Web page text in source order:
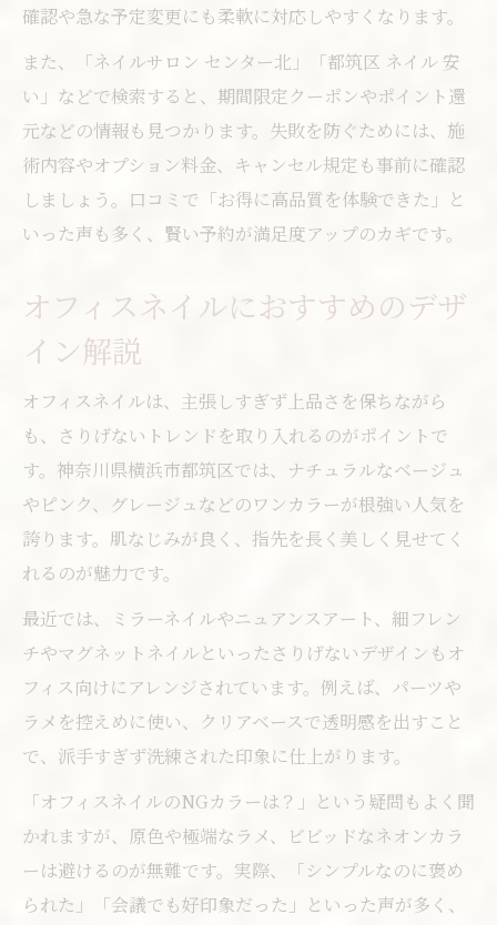
確認や急な予定変更にも柔軟に対応しやすくなります。
また、「ネイルサロン センター北」「都筑区 ネイル 安
い」などで検索すると、期間限定クーポンやポイント還
元などの情報も見つかります。失敗を防ぐためには、施
術内容やオプション料金、キャンセル規定も事前に確認
しましょう。口コミで「お得に高品質を体験できた」と
いった声も多く、賢い予約が満足度アップのカギです。
オフィスネイルにおすすめのデザ
イン解説
オフィスネイルは、主張しすぎず上品さを保ちながら
も、さりげないトレンドを取り入れるのがポイントで
す。神奈川県横浜市都筑区では、ナチュラルなベージュ
やピンク、グレージュなどのワンカラーが根強い人気を
誇ります。肌なじみが良く、指先を長く美しく見せてく
れるのが魅力です。
最近では、ミラーネイルやニュアンスアート、細フレン
チやマグネットネイルといったさりげないデザインもオ
フィス向けにアレンジされています。例えば、パーツや
ラメを控えめに使い、クリアベースで透明感を出すこと
で、派手すぎず洗練された印象に仕上がります。
「オフィスネイルのNGカラーは？」という疑問もよく聞
かれますが、原色や極端なラメ、ビビッドなネオンカラ
ーは避けるのが無難です。実際、「シンプルなのに褒め
られた」「会議でも好印象だった」といった声が多く、